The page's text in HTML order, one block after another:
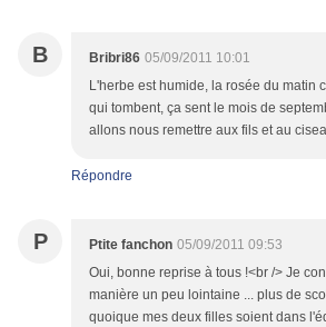
B Bribri86 05/09/2011 10:01
L'herbe est humide, la rosée du matin
qui tombent, ça sent le mois de
allons nous remettre aux fils et au
Répondre
P Ptite fanchon 05/09/2011 09:53
Oui, bonne reprise à tous !<br /> Je
manière un peu lointaine ... plus de
quoique mes deux filles soient dans